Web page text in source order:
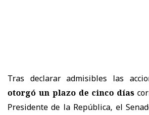
Tras declarar admisibles las
otorgó un plazo de cinco días
Presidente de la República, el